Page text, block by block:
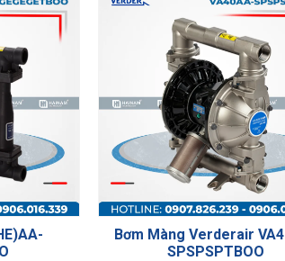
Bơm Màng Verderair VA40AA-
SPSPSPTBOO